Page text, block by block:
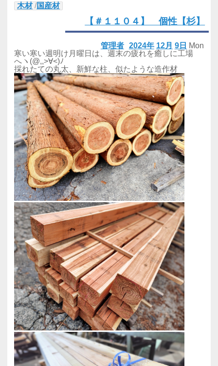
木材/国産材
【＃１１０４】 個性【杉】
2024年 12月 9日 Mon
管理者
寒い寒い週明け月曜日は、週末の疲れを癒しに工場
へヽ(@,,>∀<)ﾉ
採れたての丸太、新鮮な柱、似たような造作材